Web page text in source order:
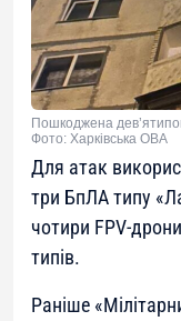
Пошкоджена
Фото: Харківська ОВА
Для атак
три БпЛА типу
чотири FPV-
типів.
Раніше